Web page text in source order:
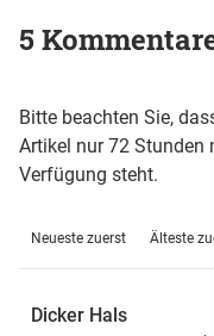
5
Bitte beachten Sie,
Artikel nur 72
Verfügung steht.
Neueste zuerst Älteste
Dicker Hals